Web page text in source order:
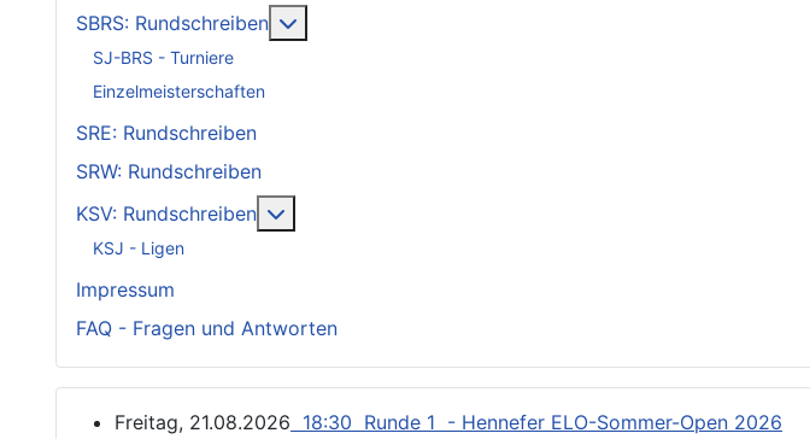
SBRS: Rundschreiben
SJ-BRS - Turniere
Einzelmeisterschaften
SRE: Rundschreiben
SRW: Rundschreiben
KSV: Rundschreiben
KSJ - Ligen
Impressum
FAQ - Fragen und Antworten
Freitag, 21.08.2026 18:30 Runde 1 - Hennefer ELO-Sommer-Open 2026